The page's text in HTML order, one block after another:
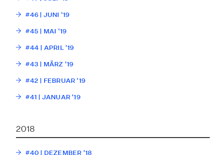
#46 | JUNI '19
#45 | MAI '19
#44 | APRIL '19
#43 | MÄRZ '19
#42 | FEBRUAR '19
#41 | JANUAR '19
2018
#40 | DEZEMBER '18